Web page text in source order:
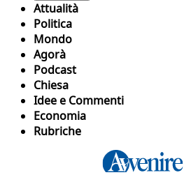
Attualità
Politica
Mondo
Agorà
Podcast
Chiesa
Idee e Commenti
Economia
Rubriche